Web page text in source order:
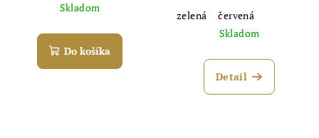
Skladom
Do košíka
zelená
červená
Skladom
Detail